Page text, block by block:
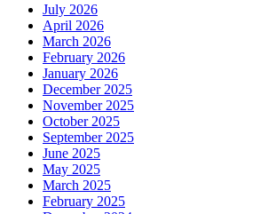
July 2026
April 2026
March 2026
February 2026
January 2026
December 2025
November 2025
October 2025
September 2025
June 2025
May 2025
March 2025
February 2025